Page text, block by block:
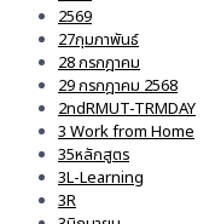
2569
27กุมภาพันธ์
28 กรกฎาคม
29 กรกฎาคม 2568
2ndRMUT-TRMDAY
3 Work from Home
35หลักสูตร
3L-Learning
3R